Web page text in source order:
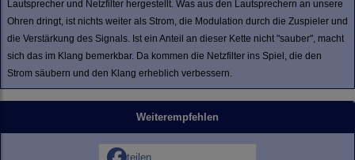
Lautsprecher und Netzfilter hergestellt. Was aus den Lautsprechern an unsere
Ohren dringt, ist nichts weiter als Strom, die Modulation durch die Zuspieler und
die Verstärkung des Signals. Ist ein Anteil an dieser Kette nicht "sauber", macht
sich das im Klang bemerkbar. Da kommen die Netzfilter ins Spiel, die den
Strom säubern und den Klang erheblich verbessern.
Weiterempfehlen
teilen